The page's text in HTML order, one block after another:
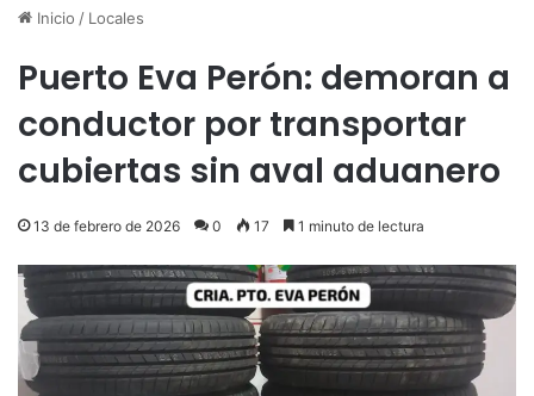
Inicio / Locales
Puerto Eva Perón: demoran a
conductor por transportar
cubiertas sin aval aduanero
13 de febrero de 2026 0 17 1 minuto de lectura